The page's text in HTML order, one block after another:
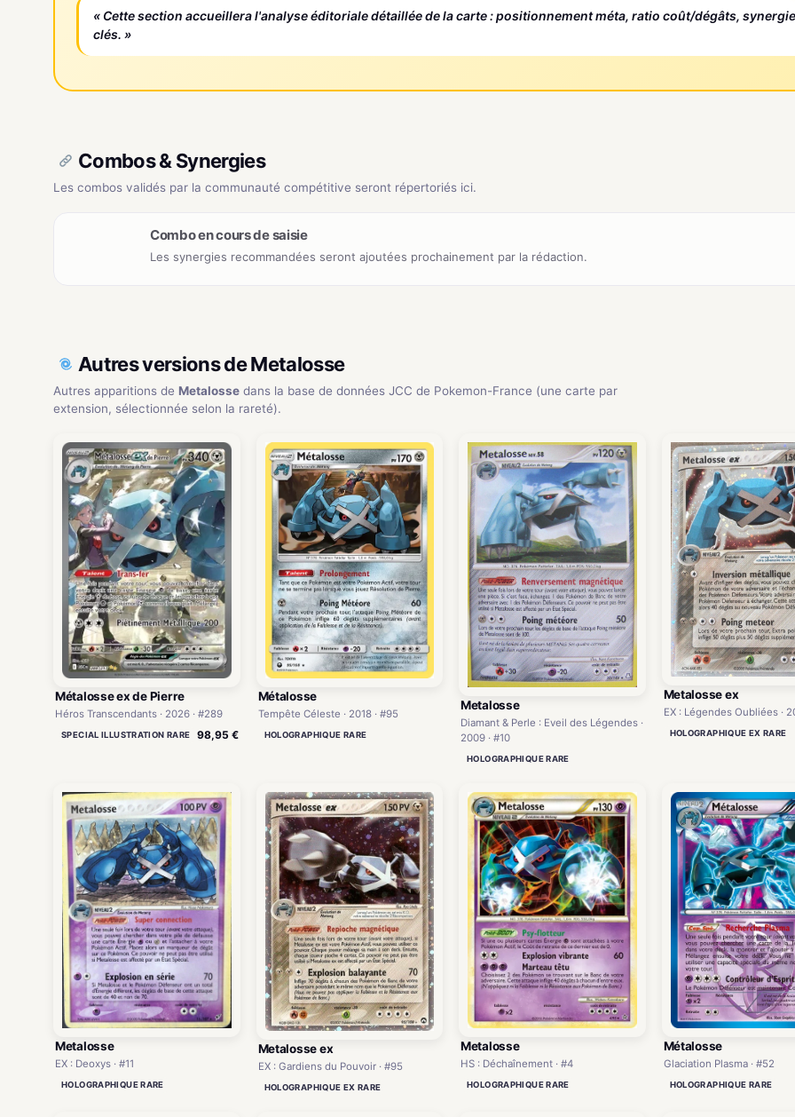
« Cette section accueillera l'analyse éditoriale détaillée de la carte : positionnement méta, ratio coût/dégâts,
clés. »
Combos & Synergies
Les combos validés par la communauté compétitive seront répertoriés ici.
Combo en cours de saisie
Les synergies recommandées seront ajoutées prochainement par la rédaction.
Autres versions de Metalosse
Autres apparitions de Metalosse dans la base de données JCC de Pokemon-France (une carte par
extension, sélectionnée selon la rareté).
Métalosse ex de Pierre
Héros Transcendants · 2026 · #289
SPECIAL ILLUSTRATION RARE 98,95 €
Métalosse
Tempête Céleste · 2018 · #95
HOLOGRAPHIQUE RARE
Metalosse
Diamant & Perle : Eveil des Légendes ·
2009 · #10
HOLOGRAPHIQUE RARE
Metalosse ex
EX : Légendes Oubliées ·
HOLOGRAPHIQUE EX RARE
Metalosse
EX : Deoxys · #11
HOLOGRAPHIQUE RARE
Metalosse ex
EX : Gardiens du Pouvoir · #95
HOLOGRAPHIQUE EX RARE
Metalosse
HS : Déchaînement · #4
HOLOGRAPHIQUE RARE
Métalosse
Glaciation Plasma · #52
HOLOGRAPHIQUE RARE